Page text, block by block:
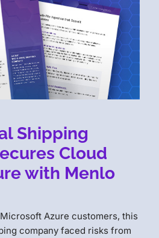
Shipping
Cloud
with Menlo
Azure customers, this
company faced risks from